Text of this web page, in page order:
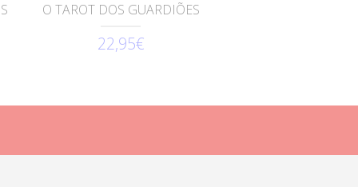
O TAROT DOS GUARDIÕES
22,95€